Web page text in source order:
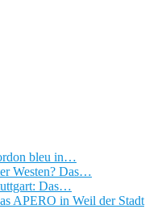
bleu in…
Westen? Das…
Das…
APERO in Weil der Stadt